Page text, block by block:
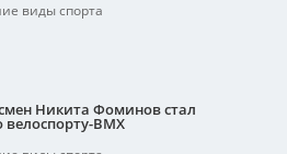
виды спорта
Никита Фоминов стал
велоспорту-ВМХ